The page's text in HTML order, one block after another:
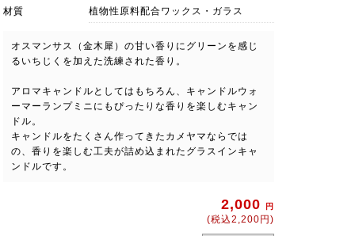
材質 植物性原料配合ワックス・ガラス
オスマンサス（金木犀）の甘い香りにグリーンを感じ
るいちじくを加えた洗練された香り。
アロマキャンドルとしてはもちろん、キャンドルウォ
ーマーランプミニにもぴったりな香りを楽しむキャン
ドル。
キャンドルをたくさん作ってきたカメヤマならでは
の、香りを楽しむ工夫が詰め込まれたグラスインキャ
ンドルです。
2,000 円
(税込2,200円)